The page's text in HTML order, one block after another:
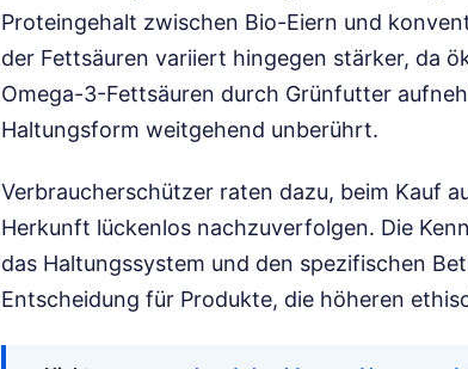
Proteingehalt zwischen Bio-Eiern und
der Fettsäuren variiert hingegen stärker, da
Omega-3-Fettsäuren durch Grünfutter
Haltungsform weitgehend unberührt.
Verbraucherschützer raten dazu, beim Kauf
Herkunft lückenlos nachzuverfolgen. Die
das Haltungssystem und den spezifischen
Entscheidung für Produkte, die höheren